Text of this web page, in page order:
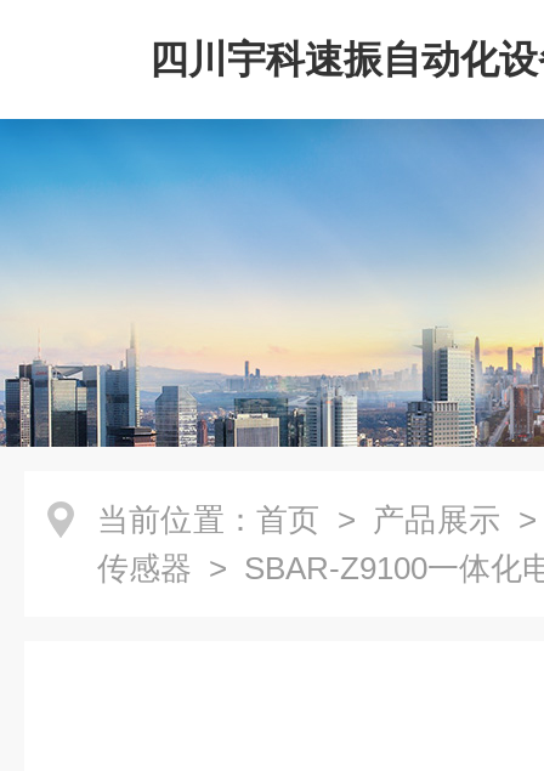
四川宇科速振自动化
公司
当前位置： 首页 > 产品展示
传感器 > SBAR-Z9100一体化